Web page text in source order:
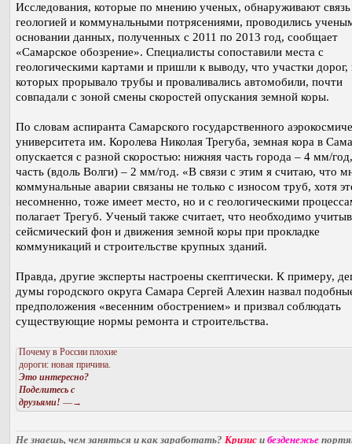
Исследования, которые по мнению ученых, обнаруживают
геологией и коммунальными потрясениями, проводились
основании данных, полученных с 2011 по 2013 год, сообщает
«Самарское обозрение». Специалисты сопоставили места с
геологическими картами и пришли к выводу, что участки дорог,
которых прорывало трубы и проваливались автомобили, почти
совпадали с зоной смены скоростей опускания земной коры.
По словам аспиранта Самарского государственного
университета им. Королева Николая Трегуба, земная кора в
опускается с разной скоростью: нижняя часть города – 4 мм/
часть (вдоль Волги) – 2 мм/год. «В связи с этим я считаю, что
коммунальные аварии связаны не только с износом труб, хотя
несомненно, тоже имеет место, но и с геологическими
полагает Трегуб. Ученый также считает, что необходимо
сейсмический фон и движения земной коры при прокладке
коммуникаций и строительстве крупных зданий.
Правда, другие эксперты настроены скептически. К примеру,
думы городского округа Самара Сергей Алехин назвал
предположения «весенним обострением» и призвал соблюдать
существующие нормы ремонта и строительства.
Почему в России плохие
дороги: новая причина.
Это интересно?
Поделитесь с
друзьями! —→
Не знаешь, чем заняться и как заработать? Кризис и безденежье